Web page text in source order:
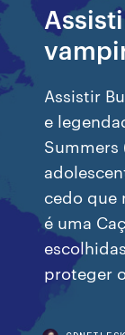
Assistir
e
Summers
cedo que
é uma
proteger